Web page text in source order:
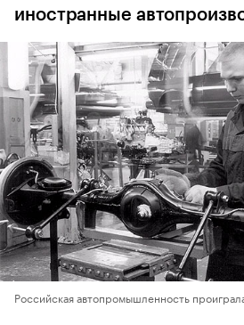
иностранные
Российская автопромышленность